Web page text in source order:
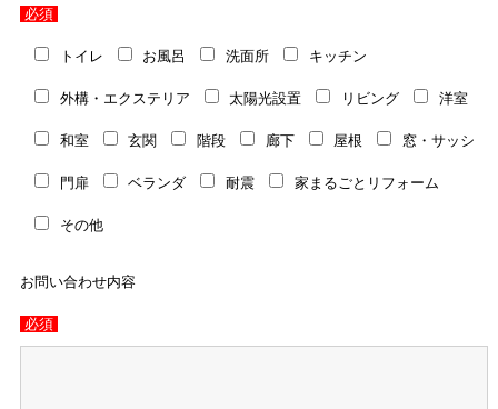
必須
トイレ お風呂 洗面所 キッチン
外構・エクステリア 太陽光設置 リビング 洋室
和室 玄関 階段 廊下 屋根 窓・サッシ
門扉 ベランダ 耐震 家まるごとリフォーム
その他
お問い合わせ内容
必須